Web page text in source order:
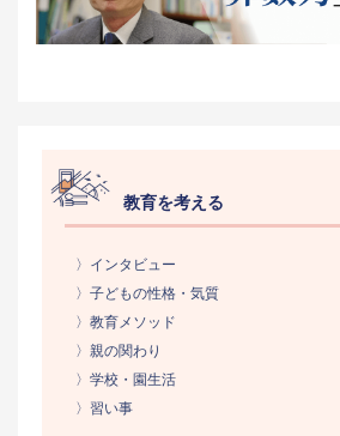
教育を考える
〉インタビュー
〉子どもの性格・気質
〉教育メソッド
〉親の関わり
〉学校・園生活
〉習い事